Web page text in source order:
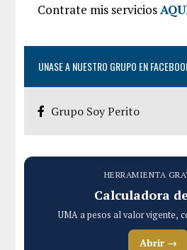
Contrate mis servicios
UNASE A NUESTRO GRUPO EN
Grupo Soy Perito
HERRAMIENTA
Calculadora
UMA a pesos al valor vigente,
Abrir →